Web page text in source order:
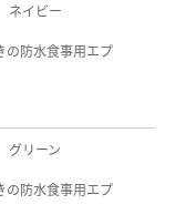
ネイビー
の防水食事用エプ
グリーン
の防水食事用エプ